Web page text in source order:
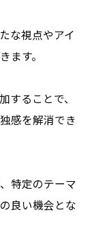
な視点やアイ
ます。
することで、
感を解消でき
特定のテーマ
良い機会とな